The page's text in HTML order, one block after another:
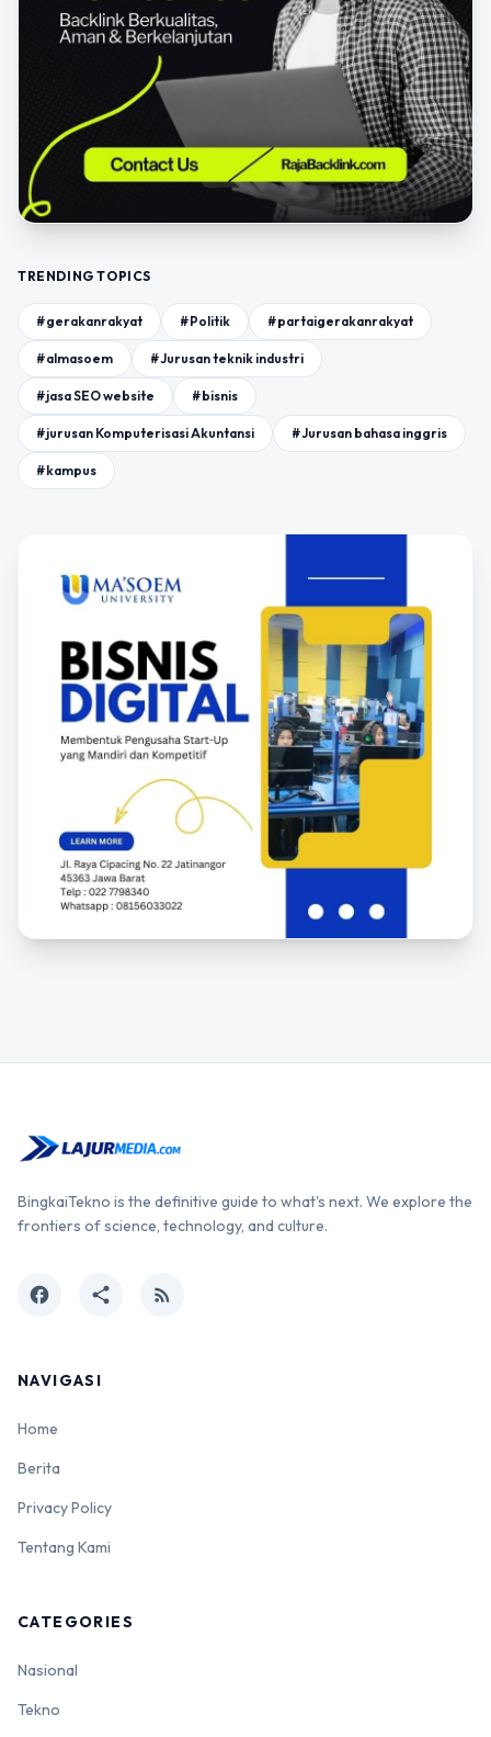
TRENDING TOPICS
#gerakanrakyat #Politik #partaigerakanrakyat
#almasoem #Jurusan teknik industri
#jasa SEO website #bisnis
#jurusan Komputerisasi Akuntansi #Jurusan bahasa inggris
#kampus
BingkaiTekno is the definitive guide to what's next. We explore the
frontiers of science, technology, and culture.
facebook share rss_feed
NAVIGASI
Home
Berita
Privacy Policy
Tentang Kami
CATEGORIES
Nasional
Tekno